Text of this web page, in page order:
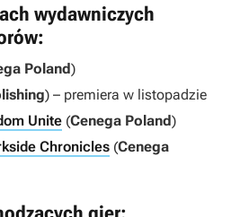
wydawniczych
Poland)
) – premiera w listopadzie
Unite (Cenega Poland)
Chronicles (Cenega